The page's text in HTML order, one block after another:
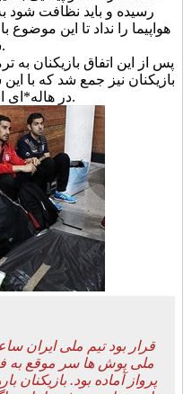
رسیده و باید نظافت شود
هواپیما را نداد تا این
شود.
پس از این اتفاق بازیکنان به
بازیکنان نیز جمع شد که با
در هاله*ای از ابهام قرار دارد.
ملی پوش ها سر موقع به
پرواز آماده بود. بازیکنان